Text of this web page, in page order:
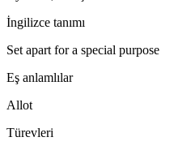
İngilizce tanımı
Set apart for a special purpose
Eş anlamlılar
Allot
Türevleri